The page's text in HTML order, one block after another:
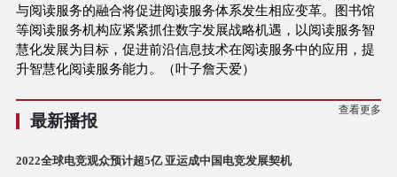
与阅读服务的融合将促进阅读服务体系发生相应变革。图书馆
等阅读服务机构应紧紧抓住数字发展战略机遇，以阅读服务智
慧化发展为目标，促进前沿信息技术在阅读服务中的应用，提
升智慧化阅读服务能力。（叶子詹天爱）
最新播报
查看更多
2022全球电竞观众预计超5亿 亚运成中国电竞发展契机